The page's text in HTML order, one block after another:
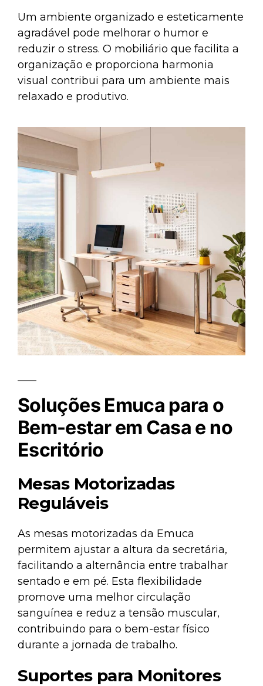
Um ambiente organizado e esteticamente
agradável pode melhorar o humor e
reduzir o stress. O mobiliário que facilita a
organização e proporciona harmonia
visual contribui para um ambiente mais
relaxado e produtivo.
Soluções Emuca para o
Bem-estar em Casa e no
Escritório
Mesas Motorizadas
Reguláveis
As mesas motorizadas da Emuca
permitem ajustar a altura da secretária,
facilitando a alternância entre trabalhar
sentado e em pé. Esta flexibilidade
promove uma melhor circulação
sanguínea e reduz a tensão muscular,
contribuindo para o bem-estar físico
durante a jornada de trabalho.
Suportes para Monitores